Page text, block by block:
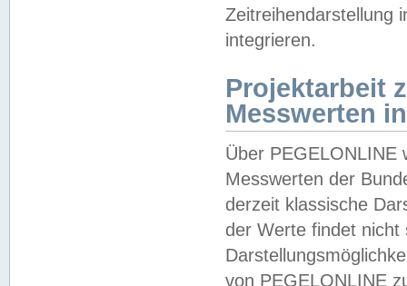
Zeitreihendarstellung
integrieren.
Projektarbeit
Messwerten
Über PEGELONLINE
Messwerten der
derzeit klassische
der Werte findet
von PEGELONLINE